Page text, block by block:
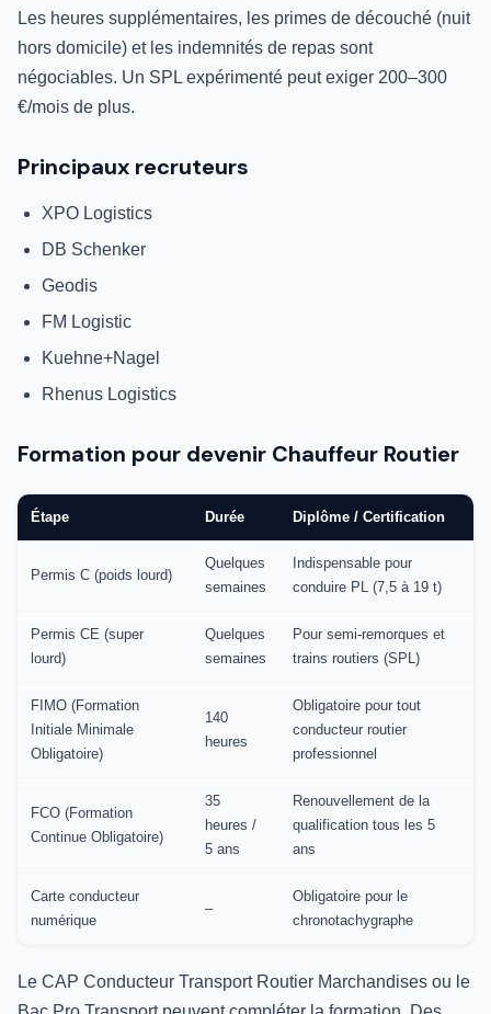
Les heures supplémentaires, les primes de découché (nuit
hors domicile) et les indemnités de repas sont
négociables. Un SPL expérimenté peut exiger 200–300
€/mois de plus.
Principaux recruteurs
XPO Logistics
DB Schenker
Geodis
FM Logistic
Kuehne+Nagel
Rhenus Logistics
Formation pour devenir Chauffeur Routier
Étape Durée Diplôme / Certification
Permis C (poids lourd)
Quelques
semaines
Indispensable pour
conduire PL (7,5 à 19 t)
Permis CE (super
lourd)
Quelques
semaines
Pour semi-remorques et
trains routiers (SPL)
FIMO (Formation
Initiale Minimale
Obligatoire)
140
heures
Obligatoire pour tout
conducteur routier
professionnel
FCO (Formation
Continue Obligatoire)
35
heures /
5 ans
Renouvellement de la
qualification tous les 5
ans
Carte conducteur
numérique
–
Obligatoire pour le
chronotachygraphe
Le CAP Conducteur Transport Routier Marchandises ou le